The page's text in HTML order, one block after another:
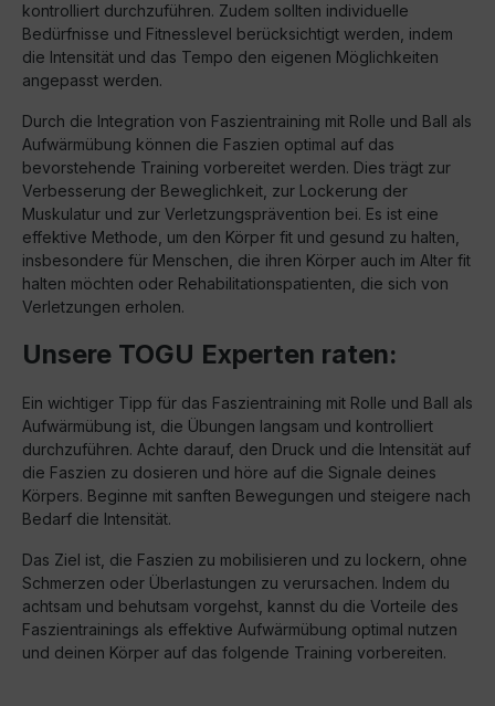
kontrolliert durchzuführen. Zudem sollten individuelle
Bedürfnisse und Fitnesslevel berücksichtigt werden, indem
die Intensität und das Tempo den eigenen Möglichkeiten
angepasst werden.
Durch die Integration von Faszientraining mit Rolle und Ball als
Aufwärmübung können die Faszien optimal auf das
bevorstehende Training vorbereitet werden. Dies trägt zur
Verbesserung der Beweglichkeit, zur Lockerung der
Muskulatur und zur Verletzungsprävention bei. Es ist eine
effektive Methode, um den Körper fit und gesund zu halten,
insbesondere für Menschen, die ihren Körper auch im Alter fit
halten möchten oder Rehabilitationspatienten, die sich von
Verletzungen erholen.
Unsere TOGU Experten raten:
Ein wichtiger Tipp für das Faszientraining mit Rolle und Ball als
Aufwärmübung ist, die Übungen langsam und kontrolliert
durchzuführen. Achte darauf, den Druck und die Intensität auf
die Faszien zu dosieren und höre auf die Signale deines
Körpers. Beginne mit sanften Bewegungen und steigere nach
Bedarf die Intensität.
Das Ziel ist, die Faszien zu mobilisieren und zu lockern, ohne
Schmerzen oder Überlastungen zu verursachen. Indem du
achtsam und behutsam vorgehst, kannst du die Vorteile des
Faszientrainings als effektive Aufwärmübung optimal nutzen
und deinen Körper auf das folgende Training vorbereiten.